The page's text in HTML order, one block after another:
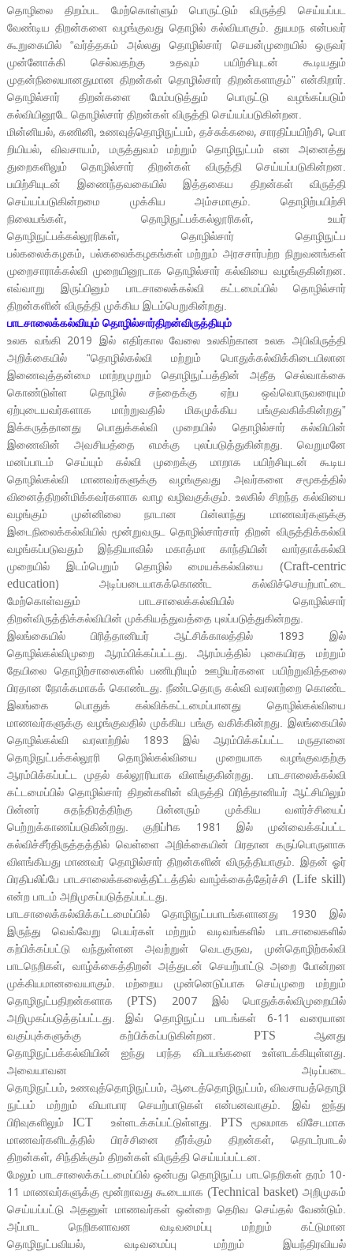
தொழிலை திறம்பட மேற்கொள்ளும் பொருட்டும் விருத்தி செய்யப்பட
வேண்டிய திறன்களை வழங்குவது தொழில் கல்வியாகும். துயமந என்பவர்
கூறுகையில் “வர்த்தகம் அல்லது தொழில்சார் செயன்முறையில் ஒருவர்
முன்னோக்கி செல்வதற்கு உதவும் பயிற்சியுடன் கூடியதும்
முதன்நிலையானதுமான திறன்கள் தொழில்சார் திறன்களாகும்” என்கிறார்.
தொழில்சார் திறன்களை மேம்படுத்தும் பொருட்டு வழங்கப்படும்
கல்வியினூடே தொழில்சார் திறன்கள் விருத்தி செய்யப்படுகின்றன.
மின்னியல், கணினி, உணவுத்தொழிநுட்பம், தச்சுக்கலை, சாரதிப்பயிற்சி, பொ
றியியல், விவசாயம், மருத்துவம் மற்றும் தொழிநுட்பம் என அனைத்து
துறைகளிலும் தொழில்சார் திறன்கள் விருத்தி செய்யப்படுகின்றன.
பயிற்சியுடன் இணைந்தவகையில் இத்தகைய திறன்கள் விருத்தி
செய்யப்படுகின்றமை முக்கிய அம்சமாகும். தொழிற்பயிற்சி
நிலையங்கள், தொழிநுட்பக்கல்லூரிகள், உயர்
தொழிநுட்பக்கல்லூரிகள், தொழில்சார் தொழிநுட்ப
பல்கலைக்கழகம், பல்கலைக்கழகங்கள் மற்றும் அரசசார்பற்ற நிறுவனங்கள்
முறைசாராக்கல்வி முறையினூடாக தொழில்சார் கல்வியை வழங்குகின்றன.
எவ்வாறு இருப்பினும் பாடசாலைக்கல்வி கட்டமைப்பில் தொழில்சார்
திறன்களின் விருத்தி முக்கிய இடம்பெறுகின்றது.
பாடசாலைக்கல்வியும் தொழில்சார்திறன்விருத்தியும்
உலக வங்கி 2019 இல் எதிர்கால வேலை உலகிற்கான உலக அபிவிருத்தி
அறிக்கையில் “தொழில்கல்வி மற்றும் பொதுக்கல்விக்கிடையிலான
இணைவுத்தன்மை மாற்றமுறும் தொழிநுட்பத்தின் அதீத செல்வாக்கை
கொண்டுள்ள தொழில் சந்தைக்கு ஏற்ப ஒவ்வொருவரையும்
ஏற்புடையவர்களாக மாற்றுவதில் மிகமுக்கிய பங்குவகிக்கின்றது”
இக்கருத்தானது பொதுக்கல்வி முறையில் தொழில்சார் கல்வியின்
இணைவின் அவசியத்தை எமக்கு புலப்படுத்துகின்றது. வெறுமனே
மனப்பாடம் செய்யும் கல்வி முறைக்கு மாறாக பயிற்சியுடன் கூடிய
தொழில்கல்வி மாணவர்களுக்கு வழங்குவது அவர்களை சமூகத்தில்
வினைத்திறன்மிக்கவர்களாக வாழ வழிவகுக்கும். உலகில் சிறந்த கல்வியை
வழங்கும் முன்னிலை நாடான பின்லாந்து மாணவர்களுக்கு
இடைநிலைக்கல்வியில் மூன்றுவருட தொழில்சார்சார் திறன் விருத்திக்கல்வி
வழங்கப்படுவதும் இந்தியாவில் மகாத்மா காந்தியின் வார்தாக்கல்வி
முறையில் இடம்பெறும் தொழில் மையக்கல்வியை (Craft-centric
education) அடிப்படையாகக்கொண்ட கல்விச்செயற்பாட்டை
மேற்கொள்வதும் பாடசாலைக்கல்வியில் தொழில்சார்
திறன்விருத்திக்கல்வியின் முக்கியத்துவத்தை புலப்படுத்துகின்றது.
இலங்கையில் பிரித்தானியர் ஆட்சிக்காலத்தில் 1893 இல்
தொழில்கல்விமுறை ஆரம்பிக்கப்பட்டது. ஆரம்பத்தில் புகையிரத மற்றும்
தேயிலை தொழிற்சாலைகளில் பணிபுரியும் ஊழியர்களை பயிற்றுவித்தலை
பிரதான நோக்கமாகக் கொண்டது. நீண்டதொரு கல்வி வரலாற்றை கொண்ட
இலங்கை பொதுக் கல்விக்கட்டமைப்பானது தொழில்கல்வியை
மாணவர்களுக்கு வழங்குவதில் முக்கிய பங்கு வகிக்கின்றது. இலங்கையில்
தொழில்கல்வி வரலாற்றில் 1893 இல் ஆரம்பிக்கப்பட்ட மருதானை
தொழிநுட்பக்கல்லூரி தொழில்கல்வியை முறையாக வழங்குவதற்கு
ஆரம்பிக்கப்பட்ட முதல் கல்லூரியாக விளங்குகின்றது.
பாடசாலைக்கல்வி
கட்டமைப்பில் தொழில்சார் திறன்களின் விருத்தி பிரித்தானியர் ஆட்சியிலும்
பின்னர் சுதந்திரத்திற்கு பின்னரும் முக்கிய வளர்ச்சியைப்
பெற்றுக்காணப்படுகின்றது. குறிப்hக 1981
இல் முன்வைக்கப்பட்ட
கல்விச்சீர்திருத்தத்தில் வெள்ளை அறிக்கையின் பிரதான கருப்பொருளாக
விளங்கியது மாணவர் தொழில்சார் திறன்களின் விருத்தியாகும். இதன் ஓர்
பிரதிபலிப்பே பாடசாலைக்கலைத்திட்டத்தில் வாழ்க்கைத்தேர்ச்சி (Life skill)
என்ற பாடம் அறிமுகப்படுத்தப்பட்டது.
பாடசாலைக்கல்விக்கட்டமைப்பில் தொழிநுட்பபாடங்களானது 1930 இல்
இருந்து வெவ்வேறு பெயர்கள் மற்றும் வடிவங்களில் பாடசாலைகளில்
கற்பிக்கப்பட்டு வந்துள்ளன அவற்றுள் வெடகுருவ, முன்தொழிற்கல்வி
பாடநெறிகள், வாழ்க்கைத்திறன் அத்துடன் செயற்பாட்டு அறை போன்றன
முக்கியமானவையாகும். மற்றைய முன்னெடுப்பாக செய்முறை மற்றும்
தொழிநுட்பதிறன்களாக (PTS) 2007 இல் பொதுக்கல்விமுறையில்
அறிமுகப்படுத்தப்பட்டது. இவ் தொழிநுட்ப பாடங்கள் 6-11
வரையான
வகுப்புக்களுக்கு கற்பிக்கப்படுகின்றன.PTS ஆனது
தொழிநுட்பக்கல்வியின் ஐந்து பரந்த விடயங்களை உள்ளடக்கியுள்ளது.
அவையாவன அடிப்படை
தொழிநுட்பம், உணவுத்தொழிநுட்பம், ஆடைத்தொழிநுட்பம், விவசாயத்தொழி
நுட்பம் மற்றும் வியாபார செயற்பாடுகள் என்பனவாகும். இவ் ஐந்து
பிரிவுகளிலும்ICT உள்ளடக்கப்பட்டுள்ளது. PTS
மூலமாக விசேடமாக
மாணவர்களிடத்தில் பிரச்சினை தீர்க்கும் திறன்கள், தொடர்பாடல்
திறன்கள், சிந்திக்கும் திறன்கள் விருத்தி செய்யப்பட்டன.
மேலும் பாடசாலைக்கட்டமைப்பில் ஒன்பது தொழிநுட்ப பாடநெறிகள் தரம் 10-
11 மாணவர்களுக்கு மூன்றாவது கூடையாக (Technical basket) அறிமுகம்
செய்யப்பட்டு அதனுள் மாணவர்கள் ஒன்றை தெரிவ செய்தல் வேண்டும்.
அப்பாட நெறிகளாவன வடிவமைப்பு மற்றும் கட்டுமான
தொழிநுட்பவியல், வடிவமைப்பு மற்றும் இயந்திரவியல்